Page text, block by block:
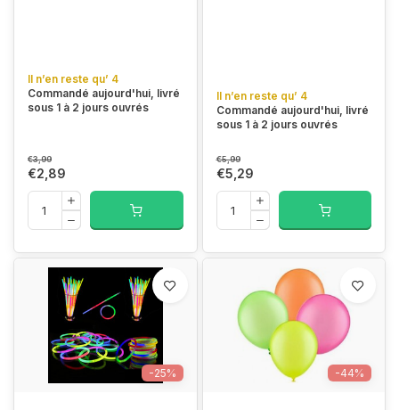
Il n’en reste qu’ 4
Commandé aujourd'hui, livré
sous 1 à 2 jours ouvrés
€3,99
€2,89
Il n’en reste qu’ 4
Commandé aujourd'hui, livré
sous 1 à 2 jours ouvrés
€5,99
€5,29
-25% -44%